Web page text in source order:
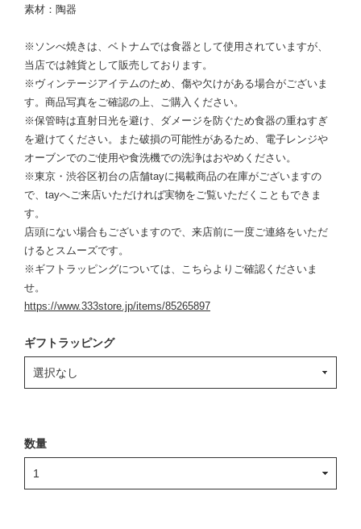
素材：陶器
※ソンべ焼きは、ベトナムでは食器として使用されていますが、
当店では雑貨として販売しております。
※ヴィンテージアイテムのため、傷や欠けがある場合がございま
す。商品写真をご確認の上、ご購入ください。
※保管時は直射日光を避け、ダメージを防ぐため食器の重ねすぎ
を避けてください。また破損の可能性があるため、電子レンジや
オーブンでのご使用や食洗機での洗浄はおやめください。
※東京・渋谷区初台の店舗tayに掲載商品の在庫がございますの
で、tayへご来店いただければ実物をご覧いただくこともできま
す。
店頭にない場合もございますので、来店前に一度ご連絡をいただ
けるとスムーズです。
※ギフトラッピングについては、こちらよりご確認くださいま
せ。
https://www.333store.jp/items/85265897
ギフトラッピング
数量